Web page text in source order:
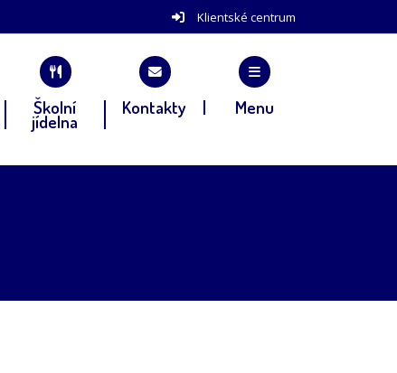
Klientské centrum
Školní
jídelna
Kontakty Menu